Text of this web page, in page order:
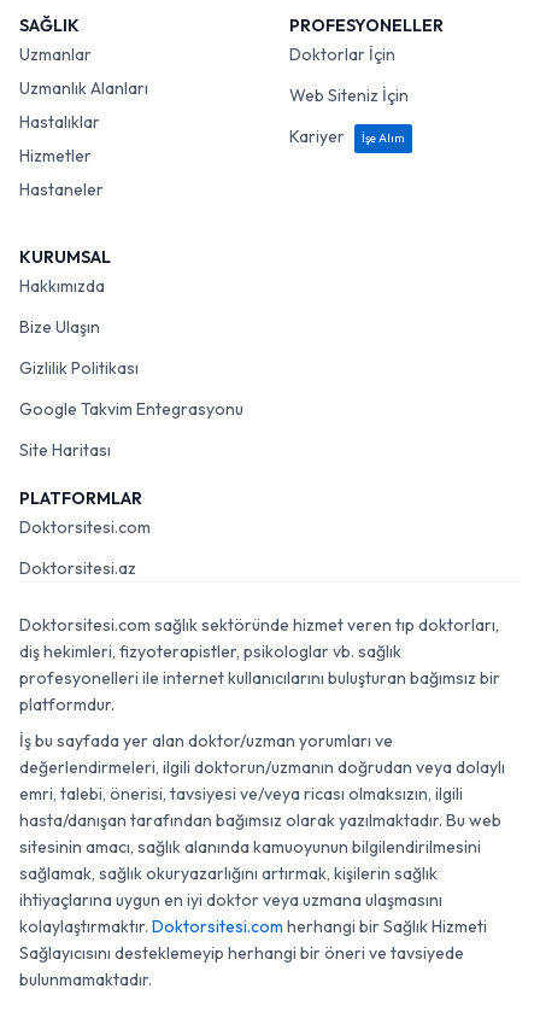
SAĞLIK
Uzmanlar
Uzmanlık Alanları
Hastalıklar
Hizmetler
Hastaneler
PROFESYONELLER
Doktorlar İçin
Web Siteniz İçin
Kariyer
İşe Alım
KURUMSAL
Hakkımızda
Bize Ulaşın
Gizlilik Politikası
Google Takvim Entegrasyonu
Site Haritası
PLATFORMLAR
Doktorsitesi.com
Doktorsitesi.az
Doktorsitesi.com sağlık sektöründe hizmet veren tıp doktorları,
diş hekimleri, fizyoterapistler, psikologlar vb. sağlık
profesyonelleri ile internet kullanıcılarını buluşturan bağımsız bir
platformdur.
İş bu sayfada yer alan doktor/uzman yorumları ve
değerlendirmeleri, ilgili doktorun/uzmanın doğrudan veya dolaylı
emri, talebi, önerisi, tavsiyesi ve/veya ricası olmaksızın, ilgili
hasta/danışan tarafından bağımsız olarak yazılmaktadır. Bu web
sitesinin amacı, sağlık alanında kamuoyunun bilgilendirilmesini
sağlamak, sağlık okuryazarlığını artırmak, kişilerin sağlık
ihtiyaçlarına uygun en iyi doktor veya uzmana ulaşmasını
kolaylaştırmaktır. Doktorsitesi.com herhangi bir Sağlık Hizmeti
Sağlayıcısını desteklemeyip herhangi bir öneri ve tavsiyede
bulunmamaktadır.